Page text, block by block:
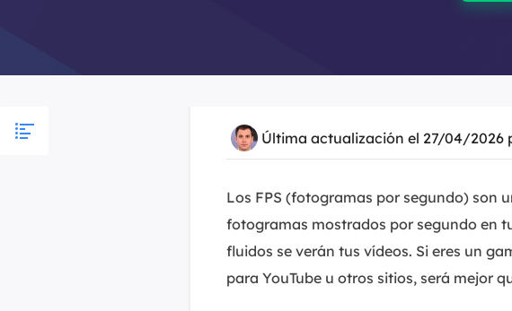
Última actualización el 27/04/2026
Los FPS (fotogramas por segundo) son
fotogramas mostrados por segundo en
fluidos se verán tus vídeos. Si eres un
para YouTube u otros sitios, será mejor